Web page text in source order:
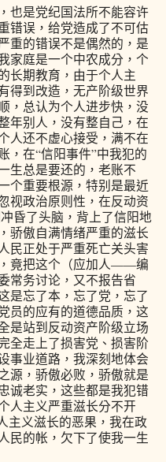
也是党纪国法所不能容许
错误，给党造成了不可估
重的错误不是偶然的，是
家庭是一个中农成分，个
长期教育，由于个人主
得到改造，无产阶级世界
，总认为个人进步快，没
年别人，没有整自己，在
人还不虚心接受，满不在
，在“信阳事件”中我犯的
生总是要还的，老账不
个重要根源，特别是最近
视政治原则性，在反动资
昏了头脑，背上了信阳地
骄傲自满情绪严重的滋长
民正处于严重死亡关头害
竟把这个（应加人——编
常务讨论，又不报告省
是忘了本，忘了党，忘了
员的应有的道德品质，这
是站到反动资产阶级立场
全走上了损害党、损害阶
事业道路，我深刻地体会
源，骄傲必败，骄傲就是
诚老实，这些都是我犯错
人主义严重滋长分不开
主义滋长的恶果，我在政
民的帐，欠下了使我一生